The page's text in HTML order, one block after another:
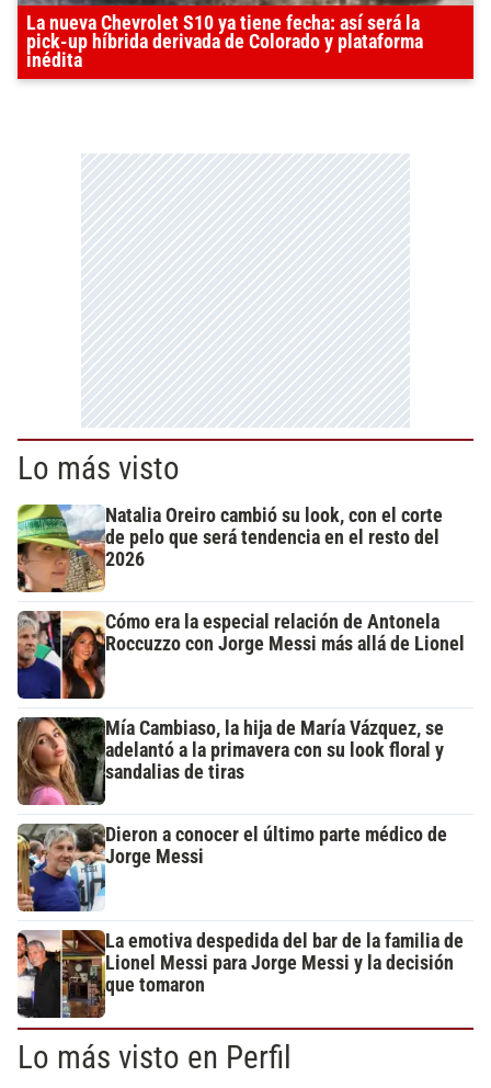
La nueva Chevrolet S10 ya tiene fecha: así será la
pick-up híbrida derivada de Colorado y plataforma
inédita
Lo más visto
Natalia Oreiro cambió su look, con el corte
de pelo que será tendencia en el resto del
2026
Cómo era la especial relación de Antonela
Roccuzzo con Jorge Messi más allá de Lionel
Mía Cambiaso, la hija de María Vázquez, se
adelantó a la primavera con su look floral y
sandalias de tiras
Dieron a conocer el último parte médico de
Jorge Messi
La emotiva despedida del bar de la familia de
Lionel Messi para Jorge Messi y la decisión
que tomaron
Lo más visto en Perfil